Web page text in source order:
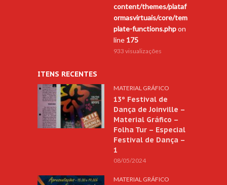
content/themes/plataf
ormasvirtuais/core/tem
plate-functions.phpon
line 175
933 visualizações
ITENS RECENTES
MATERIAL GRÁFICO
13º Festival de
Dança de Joinville –
Material Gráfico –
Folha Tur – Especial
Festival de Dança –
1
08/05/2024
MATERIAL GRÁFICO